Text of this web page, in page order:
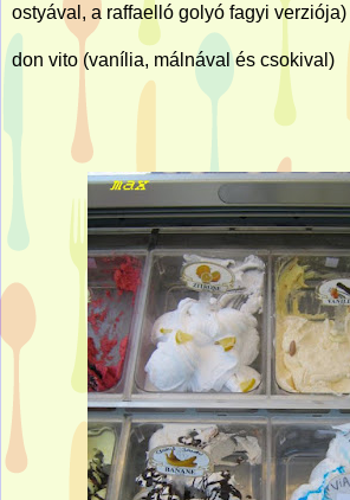
ostyával, a raffaelló golyó fagyi verziója)
don vito (vanília, málnával és csokival)